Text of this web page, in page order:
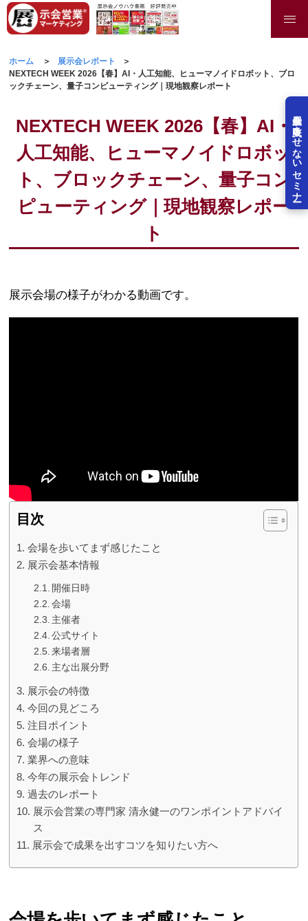
展示会を失敗させないセミナー
ホーム
展示会レポート
NEXTECH WEEK 2026【春】AI・人工知能、ヒューマノイドロボット、ブロ
ックチェーン、量子コンピューティング｜現地観察レポート
NEXTECH WEEK 2026【春】AI・
人工知能、ヒューマノイドロボッ
ト、ブロックチェーン、量子コン
ピューティング｜現地観察レポー
ト
展示会場の様子がわかる動画です。
目次
会場を歩いてまず感じたこと
展示会基本情報
開催日時
会場
主催者
公式サイト
来場者層
主な出展分野
展示会の特徴
今回の見どころ
注目ポイント
会場の様子
業界への意味
今年の展示会トレンド
過去のレポート
展示会営業の専門家 清永健一のワンポイントアドバイ
ス
展示会で成果を出すコツを知りたい方へ